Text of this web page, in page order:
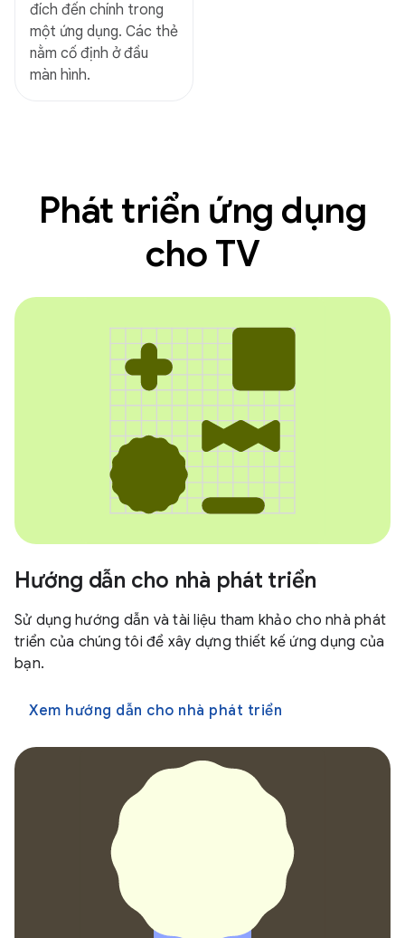
đích đến chính trong
một ứng dụng. Các thẻ
nằm cố định ở đầu
màn hình.
Phát triển ứng dụng
cho TV
Hướng dẫn cho nhà phát triển
Sử dụng hướng dẫn và tài liệu tham khảo cho nhà phát
triển của chúng tôi để xây dựng thiết kế ứng dụng của
bạn.
Xem hướng dẫn cho nhà phát triển